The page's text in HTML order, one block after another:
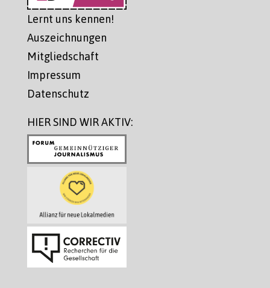
Lernt uns kennen!
Auszeichnungen
Mitgliedschaft
Impressum
Datenschutz
HIER SIND WIR AKTIV: